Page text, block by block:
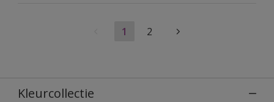
1 2
Kleurcollectie